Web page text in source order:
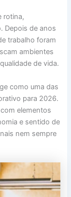
rotina,
Depois de anos
trabalho foram
ambientes
de vida.
como uma das
para 2026.
elementos
e sentido de
nem sempre